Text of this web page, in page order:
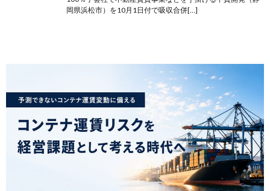
岡県浜松市）を10月1日付で吸収合併[…]